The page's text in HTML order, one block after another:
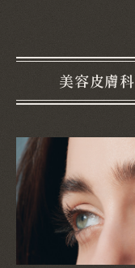
美容皮膚科